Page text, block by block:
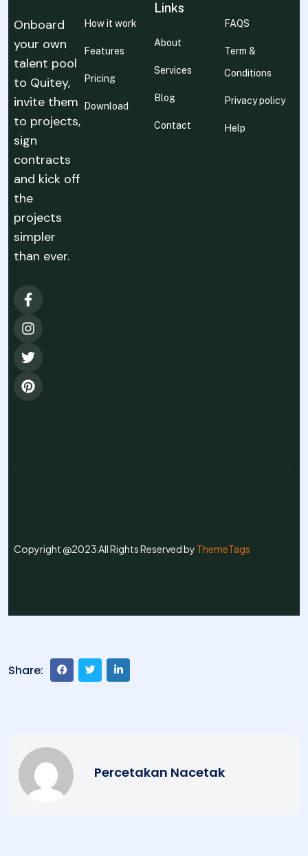
Onboard
your own
talent pool
to Quitey,
invite them
to projects,
sign
contracts
and kick off
the
projects
simpler
than ever.
How it work
Features
Pricing
Download
Links
About
Services
Blog
Contact
FAQS
Term &
Conditions
Privacy policy
Help
Copyright @2023 All Rights Reserved by ThemeTags
Share:
Percetakan Nacetak